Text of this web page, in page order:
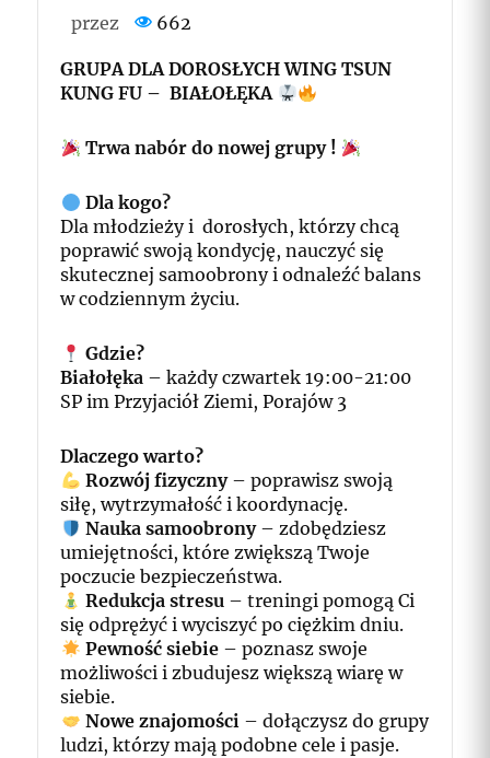
przez 662
GRUPA DLA DOROSŁYCH WING TSUN
KUNG FU – BIAŁOŁĘKA
Trwa nabór do nowej grupy !
Dla kogo?
Dla młodzieży i dorosłych, którzy chcą
poprawić swoją kondycję, nauczyć się
skutecznej samoobrony i odnaleźć balans
w codziennym życiu.
Gdzie?
Białołęka – każdy czwartek 19:00-21:00
SP im Przyjaciół Ziemi, Porajów 3
Dlaczego warto?
Rozwój fizyczny– poprawisz swoją
siłę, wytrzymałość i koordynację.
Nauka samoobrony– zdobędziesz
umiejętności, które zwiększą Twoje
poczucie bezpieczeństwa.
Redukcja stresu– treningi pomogą Ci
się odprężyć i wyciszyć po ciężkim dniu.
Pewność siebie– poznasz swoje
możliwości i zbudujesz większą wiarę w
siebie.
Nowe znajomości– dołączysz do grupy
ludzi, którzy mają podobne cele i pasje.